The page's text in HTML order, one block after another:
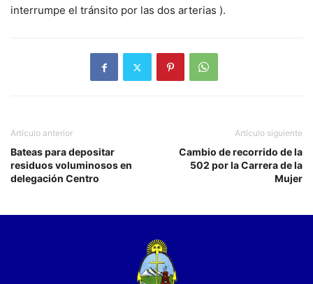
interrumpe el tránsito por las dos arterias ).
Artículo anterior
Bateas para depositar
residuos voluminosos en
delegación Centro
Artículo siguiente
Cambio de recorrido de la
502 por la Carrera de la
Mujer